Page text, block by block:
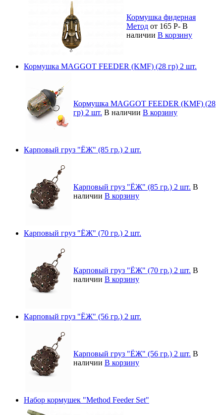
Кормушка фидерная
Метод от 165 Р- В
наличии В корзину
Кормушка MAGGOT FEEDER (KMF) (28 гр) 2 шт.
Кормушка MAGGOT FEEDER (KMF) (28
гр) 2 шт. В наличии В корзину
Карповый груз "ЁЖ" (85 гр.) 2 шт.
Карповый груз "ЁЖ" (85 гр.) 2 шт. В
наличии В корзину
Карповый груз "ЁЖ" (70 гр.) 2 шт.
Карповый груз "ЁЖ" (70 гр.) 2 шт. В
наличии В корзину
Карповый груз "ЁЖ" (56 гр.) 2 шт.
Карповый груз "ЁЖ" (56 гр.) 2 шт. В
наличии В корзину
Набор кормушек "Method Feeder Set"